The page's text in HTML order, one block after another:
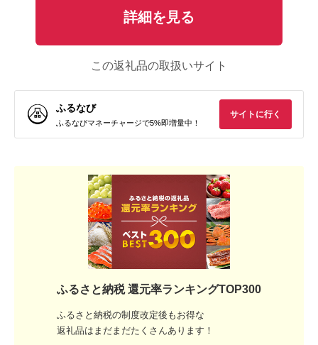
詳細を見る
この返礼品の取扱いサイト
ふるなび
ふるなびマネーチャージで5%即増量中！
サイトに行く
ふるさと納税 還元率ランキングTOP300
ふるさと納税の制度改定後もお得な
返礼品はまだまだたくさんあります！